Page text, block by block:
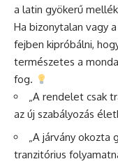
a latin gyökerű
Ha bizonytalan vagy
fejben kipróbálni,
természetes a
fog.
„A rendelet csak
az új szabályozás
„A járvány
tranzitórius